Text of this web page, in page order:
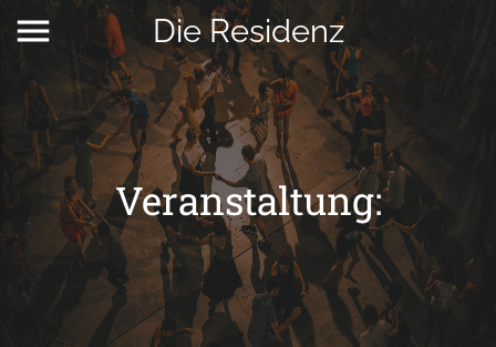
Die Residenz
menu
Veranstaltung: